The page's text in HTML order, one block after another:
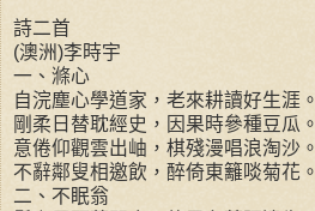
詩二首
(澳洲)李時宇
一、滌心
自浣塵心學道家，老來耕讀好生涯。
剛柔日替耽經史，因果時參種豆瓜。
意倦仰觀雲出岫，棋殘漫唱浪淘沙。
不辭鄰叟相邀飲，醉倚東籬啖菊花。
二、不眠翁